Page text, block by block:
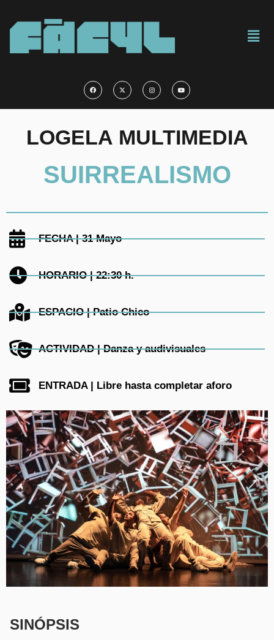
LOGELA MULTIMEDIA
SUIRREALISMO
FECHA | 31 Mayo
HORARIO | 22:30 h.
ESPACIO | Patio Chico
ACTIVIDAD | Danza y audivisuales
ENTRADA | Libre hasta completar aforo
SINÓPSIS